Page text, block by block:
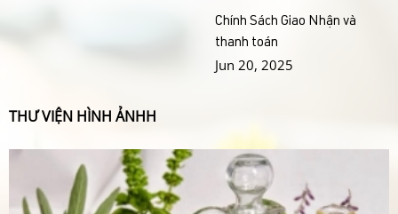
Chính Sách Giao Nhận và
thanh toán
Jun 20, 2025
THƯ VIỆN HÌNH ẢNHH